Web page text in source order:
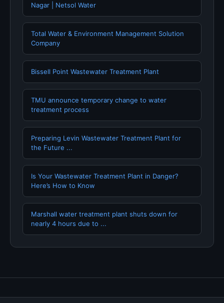
Nagar | Netsol Water
Total Water & Environment Management Solution
Company
Bissell Point Wastewater Treatment Plant
TMU announce temporary change to water
treatment process
Preparing Levin Wastewater Treatment Plant for
the Future ...
Is Your Wastewater Treatment Plant in Danger?
Here’s How to Know
Marshall water treatment plant shuts down for
nearly 4 hours due to ...